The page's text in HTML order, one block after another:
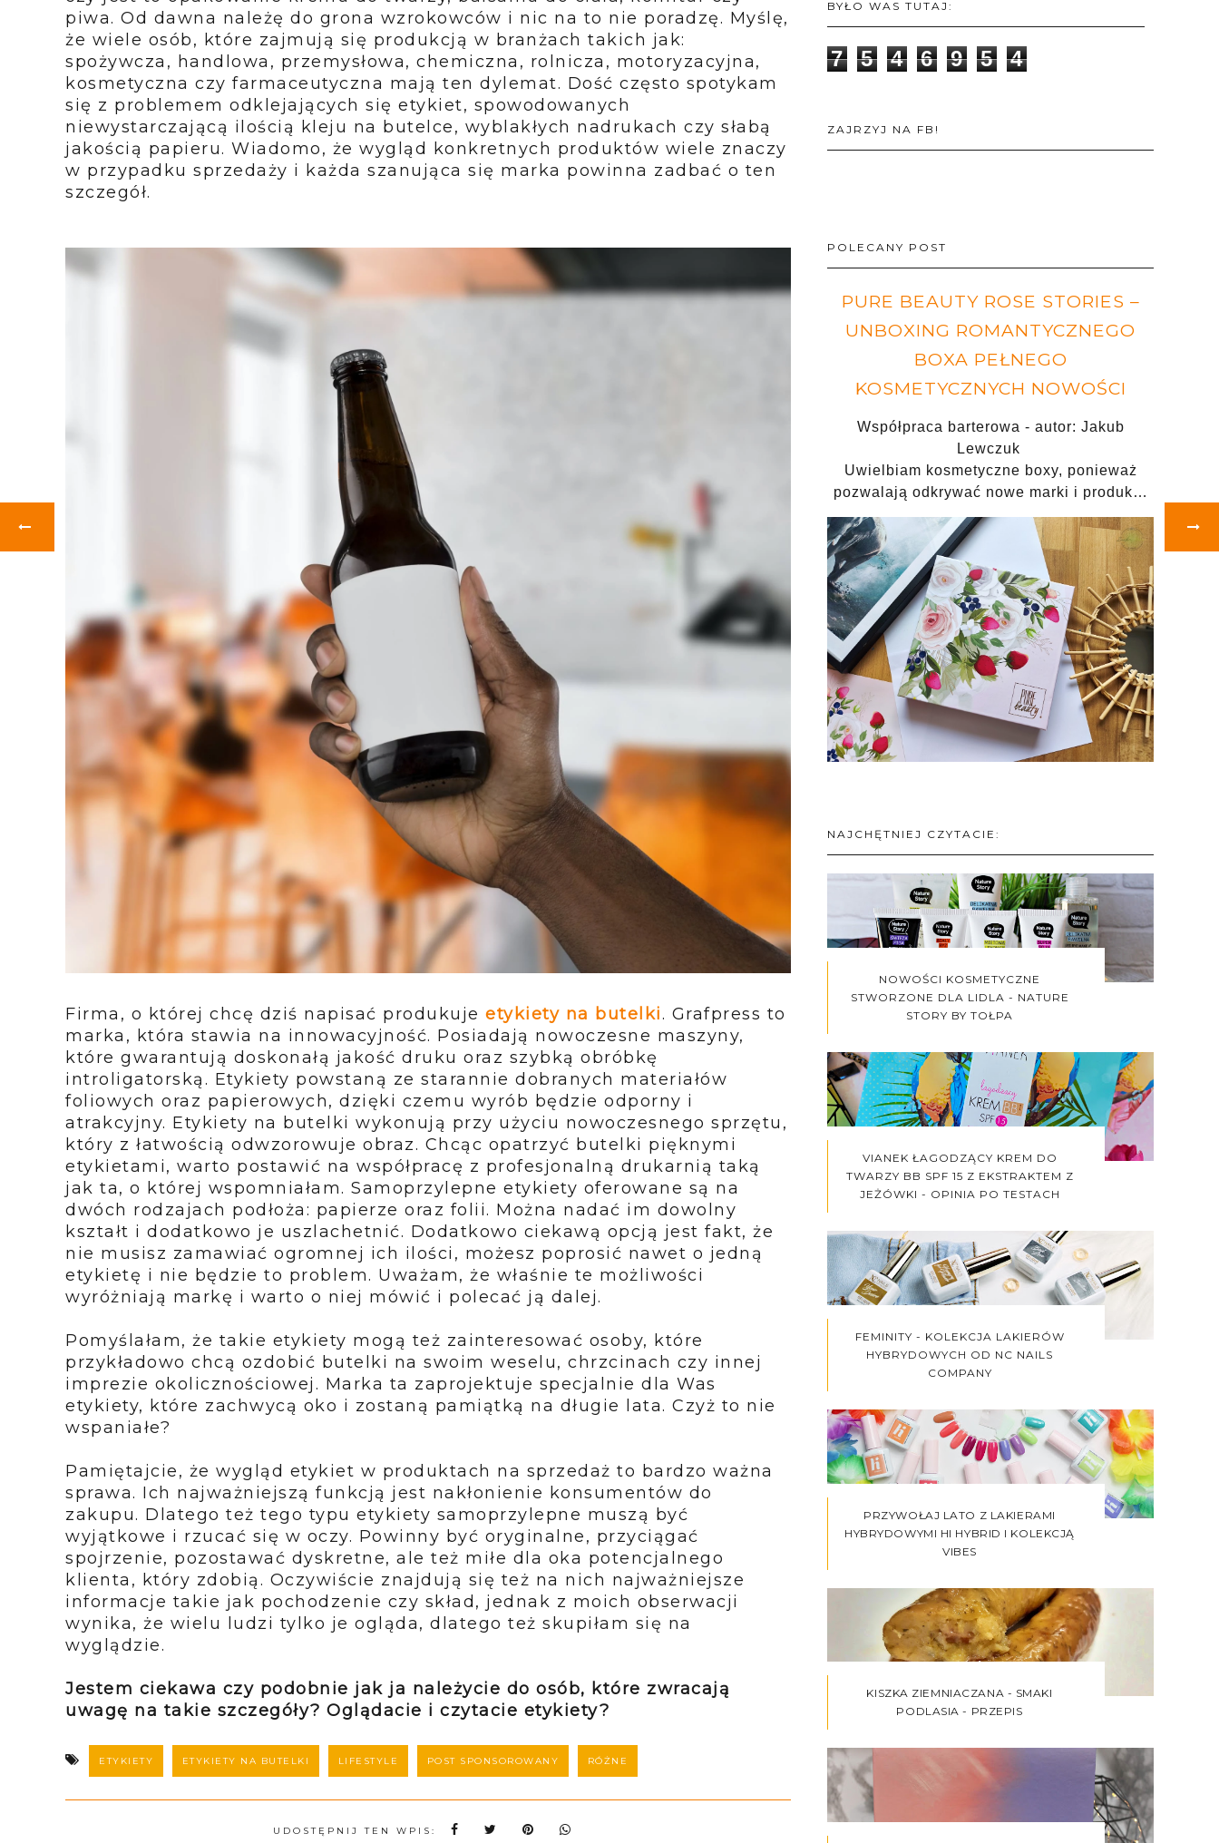
piwa. Od dawna należę do grona wzrokowców i nic na to nie poradzę. Myślę,
że wiele osób, które zajmują się produkcją w branżach takich jak:
spożywcza, handlowa, przemysłowa, chemiczna, rolnicza, motoryzacyjna,
kosmetyczna czy farmaceutyczna mają ten dylemat. Dość często spotykam
się z problemem odklejających się etykiet, spowodowanych
niewystarczającą ilością kleju na butelce, wyblakłych nadrukach czy słabą
jakością papieru. Wiadomo, że wygląd konkretnych produktów wiele znaczy
w przypadku sprzedaży i każda szanująca się marka powinna zadbać o ten
szczegół.
Firma, o której chcę dziś napisać produkuje etykiety na butelki. Grafpress to
marka, która stawia na innowacyjność. Posiadają nowoczesne maszyny,
które gwarantują doskonałą jakość druku oraz szybką obróbkę
introligatorską. Etykiety powstaną ze starannie dobranych materiałów
foliowych oraz papierowych, dzięki czemu wyrób będzie odporny i
atrakcyjny. Etykiety na butelki wykonują przy użyciu nowoczesnego sprzętu,
który z łatwością odwzorowuje obraz. Chcąc opatrzyć butelki pięknymi
etykietami, warto postawić na współpracę z profesjonalną drukarnią taką
jak ta, o której wspomniałam. Samoprzylepne etykiety oferowane są na
dwóch rodzajach podłoża: papierze oraz folii. Można nadać im dowolny
kształt i dodatkowo je uszlachetnić. Dodatkowo ciekawą opcją jest fakt, że
nie musisz zamawiać ogromnej ich ilości, możesz poprosić nawet o jedną
etykietę i nie będzie to problem. Uważam, że właśnie te możliwości
wyróżniają markę i warto o niej mówić i polecać ją dalej.
Pomyślałam, że takie etykiety mogą też zainteresować osoby, które
przykładowo chcą ozdobić butelki na swoim weselu, chrzcinach czy innej
imprezie okolicznościowej. Marka ta zaprojektuje specjalnie dla Was
etykiety, które zachwycą oko i zostaną pamiątką na długie lata. Czyż to nie
wspaniałe?
Pamiętajcie, że wygląd etykiet w produktach na sprzedaż to bardzo ważna
sprawa. Ich najważniejszą funkcją jest nakłonienie konsumentów do
zakupu. Dlatego też tego typu etykiety samoprzylepne muszą być
wyjątkowe i rzucać się w oczy. Powinny być oryginalne, przyciągać
spojrzenie, pozostawać dyskretne, ale też miłe dla oka potencjalnego
klienta, który zdobią. Oczywiście znajdują się też na nich najważniejsze
informacje takie jak pochodzenie czy skład, jednak z moich obserwacji
wynika, że wielu ludzi tylko je ogląda, dlatego też skupiłam się na
wyglądzie.
Jestem ciekawa czy podobnie jak ja należycie do osób, które zwracają
uwagę na takie szczegóły? Oglądacie i czytacie etykiety?
ETYKIETY ETYKIETY NA BUTELKI LIFESTYLE POST SPONSOROWANY RÓŻNE
UDOSTĘPNIJ TEN WPIS:
BYŁO WAS TUTAJ:
7 5 4 6 9 5 4
ZAJRZYJ NA FB!
POLECANY POST
PURE BEAUTY ROSE STORIES –
UNBOXING ROMANTYCZNEGO
BOXA PEŁNEGO
KOSMETYCZNYCH NOWOŚCI
Współpraca barterowa - autor: Jakub
Lewczuk
Uwielbiam kosmetyczne boxy, ponieważ
pozwalają odkrywać nowe marki i produk…
NAJCHĘTNIEJ CZYTACIE:
NOWOŚCI KOSMETYCZNE
STWORZONE DLA LIDLA - NATURE
STORY BY TOŁPA
VIANEK ŁAGODZĄCY KREM DO
TWARZY BB SPF 15 Z EKSTRAKTEM Z
JEŻÓWKI - OPINIA PO TESTACH
FEMINITY - KOLEKCJA LAKIERÓW
HYBRYDOWYCH OD NC NAILS
COMPANY
PRZYWOŁAJ LATO Z LAKIERAMI
HYBRYDOWYMI HI HYBRID I KOLEKCJĄ
VIBES
KISZKA ZIEMNIACZANA - SMAKI
PODLASIA - PRZEPIS